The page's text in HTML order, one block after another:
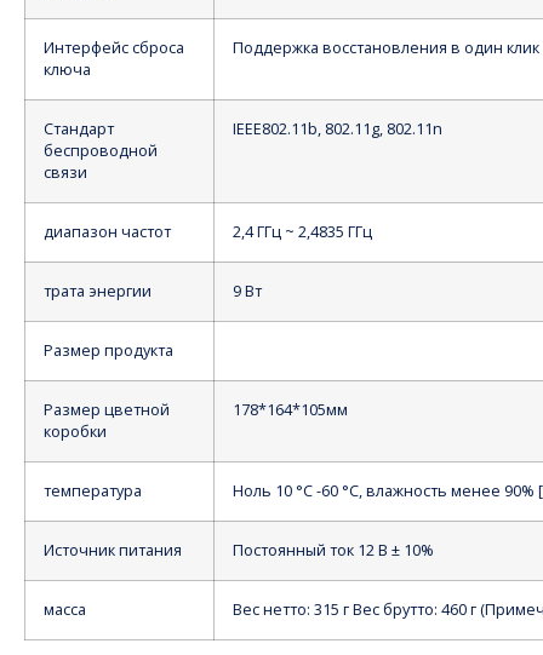
Интерфейс сброса
ключа
Поддержка восстановления в один клик
Стандарт
беспроводной
связи
IEEE802.11b, 802.11g, 802.11n
диапазон частот 2,4 ГГц ~ 2,4835 ГГц
трата энергии 9 Вт
Размер продукта
Размер цветной
коробки
178*164*105мм
температура Ноль 10 °C -60 °C, влажность менее
Источник питания Постоянный ток 12 В ± 10%
масса Вес нетто: 315 г Вес брутто: 460 г